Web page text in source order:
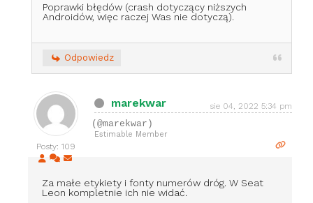
Poprawki błędów (crash dotyczący niższych
Androidów, więc raczej Was nie dotyczą).
Odpowiedz
Posty: 109
marekwar sie 04, 2022 5:34 pm
(@marekwar)
Estimable Member
Za małe etykiety i fonty numerów dróg. W Seat
Leon kompletnie ich nie widać.